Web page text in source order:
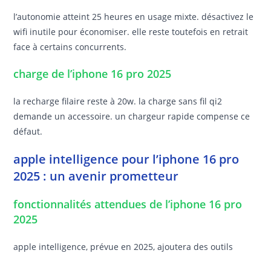
l’autonomie atteint 25 heures en usage mixte. désactivez le
wifi inutile pour économiser. elle reste toutefois en retrait
face à certains concurrents.
charge de l’iphone 16 pro 2025
la recharge filaire reste à 20w. la charge sans fil qi2
demande un accessoire. un chargeur rapide compense ce
défaut.
apple intelligence pour l’iphone 16 pro
2025 : un avenir prometteur
fonctionnalités attendues de l’iphone 16 pro
2025
apple intelligence, prévue en 2025, ajoutera des outils